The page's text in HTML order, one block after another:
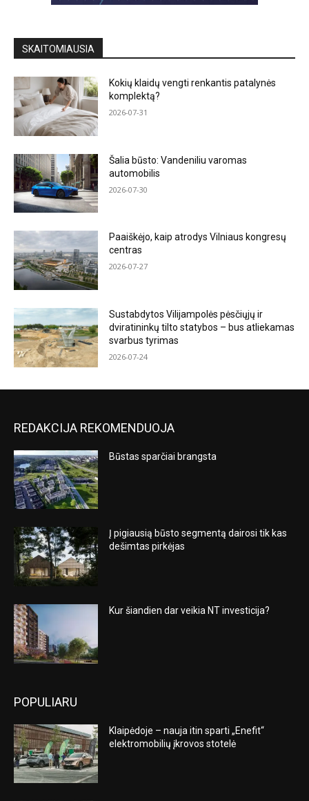
SKAITOMIAUSIA
Kokių klaidų vengti renkantis patalynės
komplektą?
2026-07-31
Šalia būsto: Vandeniliu varomas
automobilis
2026-07-30
Paaiškėjo, kaip atrodys Vilniaus kongresų
centras
2026-07-27
Sustabdytos Vilijampolės pėsčiųjų ir
dviratininkų tilto statybos – bus atliekamas
svarbus tyrimas
2026-07-24
REDAKCIJA REKOMENDUOJA
Būstas sparčiai brangsta
Į pigiausią būsto segmentą dairosi tik kas
dešimtas pirkėjas
Kur šiandien dar veikia NT investicija?
POPULIARU
Klaipėdoje – nauja itin sparti „Enefit“
elektromobilių įkrovos stotelė